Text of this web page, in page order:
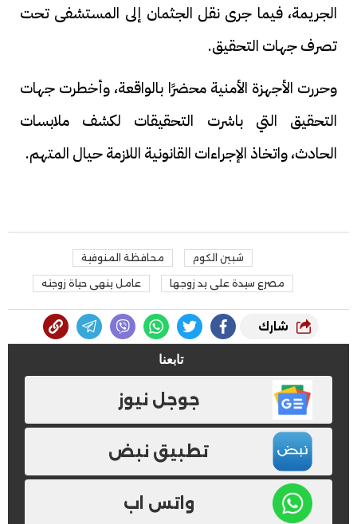
الجريمة، فيما جرى نقل الجثمان إلى المستشفى تحت
تصرف جهات التحقيق.
وحررت الأجهزة الأمنية محضرًا بالواقعة، وأخطرت جهات
التحقيق التي باشرت التحقيقات لكشف ملابسات
الحادث، واتخاذ الإجراءات القانونية اللازمة حيال المتهم.
شبين الكوم محافظة المنوفية
مصرع سيدة على يد زوجها عامل ينهى حياة زوجته
شارك
تابعنا
جوجل نيوز
تطبيق نبض
واتس اب